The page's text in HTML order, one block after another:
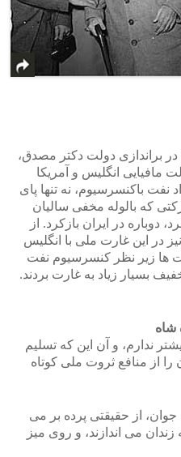
در براندازی دولت دکتر مصدق،
مافیایی انگلیس و آمریکا
نفت باکنسرسیوم، نه تنها پای
که بالوله مخفی سالیان
دوباره در ایران بازکرد. از
در این غارت ملی با انگلیس
ها زیر نظر کنسرسیوم نفت
مدت ۲۵ سال باتخفیف بسیار زیاد به غارت بردند.
شاه
ندارم، و آن این که تسلیم
از منافع ثروت ملی کوتاه
از حقیقتی پرده بر می
می اندازند، و روی میز